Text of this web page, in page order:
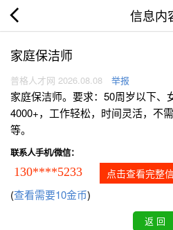
信息内
家庭保洁师
普格人才网 2026.08.08 举报
家庭保洁师。要求：50周岁以下、
4000+，工作轻松，时间灵活，不
等。
联系人手机/微信：
130****5233 点击查看完整
(查看需要10金币)